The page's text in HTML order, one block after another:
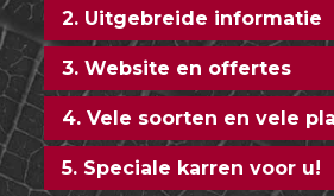
2. Uitgebreide informatie
3. Website en offertes
4. Vele soorten en vele
5. Speciale karren voor u!